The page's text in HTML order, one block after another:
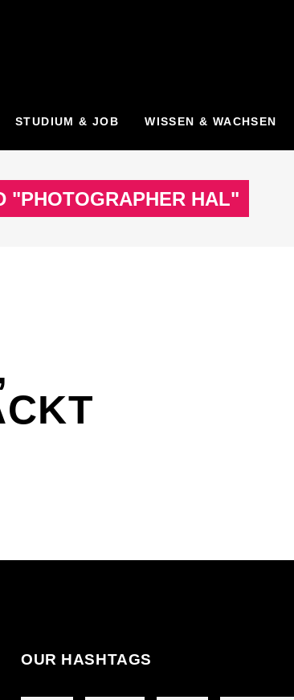
STUDIUM & JOB WISSEN & WACHSEN
"PHOTOGRAPHER HAL"
OUR HASHTAGS